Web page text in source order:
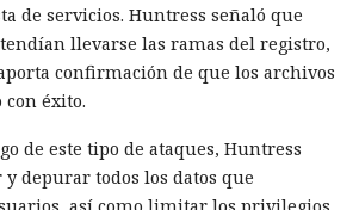
de servicios. Huntress señaló que
llevarse las ramas del registro,
confirmación de que los archivos
éxito.
de este tipo de ataques, Huntress
depurar todos los datos que